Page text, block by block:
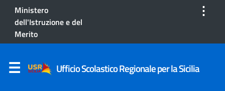
Ministero
dell'Istruzione e del
Merito
⋮
Ufficio Scolastico Regionale per la Sicilia